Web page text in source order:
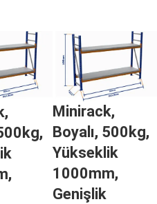
Minirack,
Boyalı, 500kg,
Yükseklik
1000mm,
Genişlik